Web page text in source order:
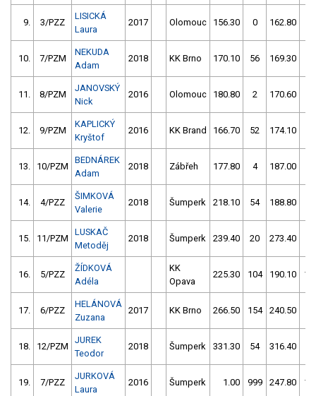
9. 3/PZZ
LISICKÁ
Laura
2017 Olomouc 156.30 0 162.80
10. 7/PZM
NEKUDA
Adam
2018 KK Brno 170.10 56 169.30
11. 8/PZM
JANOVSKÝ
Nick
2016 Olomouc 180.80 2 170.60
12. 9/PZM
KAPLICKÝ
Kryštof
2016 KK Brand 166.70 52 174.10
13. 10/PZM
BEDNÁREK
Adam
2018 Zábřeh 177.80 4 187.00
14. 4/PZZ
ŠIMKOVÁ
Valerie
2018 Šumperk 218.10 54 188.80
15. 11/PZM
LUSKAČ
Metoděj
2018 Šumperk 239.40 20 273.40
16. 5/PZZ
ŽÍDKOVÁ
Adéla
KK
Opava
225.30 104 190.10
17. 6/PZZ
HELÁNOVÁ
Zuzana
2017 KK Brno 266.50 154 240.50
18. 12/PZM
JUREK
Teodor
2018 Šumperk 331.30 54 316.40
19. 7/PZZ
JURKOVÁ
Laura
2016 Šumperk 1.00 999 247.80